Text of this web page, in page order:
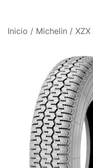
Inicio / Michelin / XZX